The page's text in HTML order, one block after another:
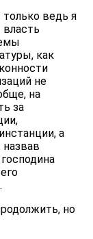
ведь я
как
не
на
за
а
но